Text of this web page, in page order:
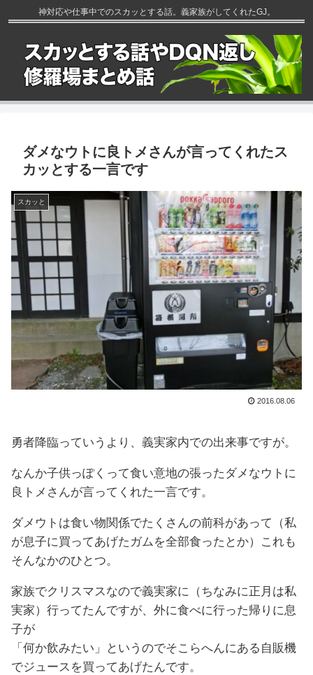
神対応や仕事中でのスカッとする話。義家族がしてくれたGJ。
ダメなウトに良トメさんが言ってくれたス
カッとする一言です
スカッと
2016.08.06
勇者降臨っていうより、義実家内での出来事ですが。
なんか子供っぽくって食い意地の張ったダメなウトに
良トメさんが言ってくれた一言です。
ダメウトは食い物関係でたくさんの前科があって（私
が息子に買ってあげたガムを全部食ったとか）これも
そんなかのひとつ。
家族でクリスマスなので義実家に（ちなみに正月は私
実家）行ってたんですが、外に食べに行った帰りに息
子が
「何か飲みたい」というのでそこらへんにある自販機
でジュースを買ってあげたんです。